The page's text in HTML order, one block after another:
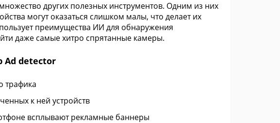
других полезных инструментов. Одним из них
могут оказаться слишком малы, что делает их
преимущества ИИ для обнаружения
даже самые хитро спрятанные камеры.
Ad detector
трафика
к ней устройств
всплывают рекламные баннеры